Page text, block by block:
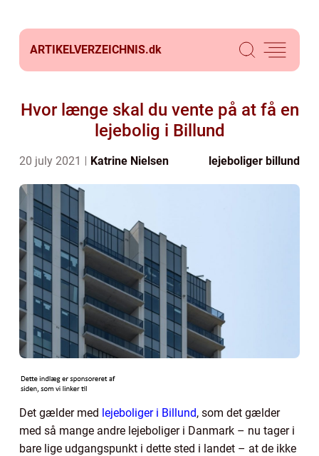
ARTIKELVERZEICHNIS.dk
Hvor længe skal du vente på at få en
lejebolig i Billund
20 july 2021 Katrine Nielsen lejeboliger billund
Det gælder med lejeboliger i Billund, som det gælder
med så mange andre lejeboliger i Danmark – nu tager i
bare lige udgangspunkt i dette sted i landet – at de ikke